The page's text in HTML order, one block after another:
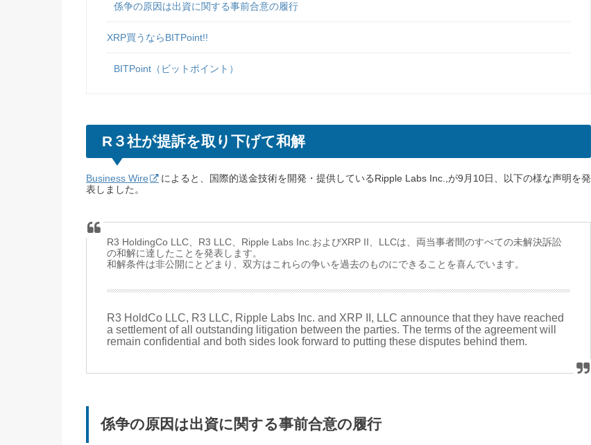
係争の原因は出資に関する事前合意の履行
XRP買うならBITPoint!!
BITPoint（ビットポイント）
R３社が提訴を取り下げて和解
Business Wire
によると、国際的送金技術を開発・提供しているRipple Labs Inc.,が9月10日、以下の様な声明を発
表しました。
R3 HoldingCo LLC、R3 LLC、Ripple Labs Inc.およびXRP II、LLCは、両当事者間のすべての未解決訴訟
の和解に達したことを発表します。
和解条件は非公開にとどまり、双方はこれらの争いを過去のものにできることを喜んでいます。
R3 HoldCo LLC, R3 LLC, Ripple Labs Inc. and XRP II, LLC announce that they have reached
a settlement of all outstanding litigation between the parties. The terms of the agreement will
remain confidential and both sides look forward to putting these disputes behind them.
係争の原因は出資に関する事前合意の履行